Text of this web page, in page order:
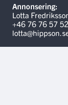
Annonsering:
Lotta
+46 76 76 57